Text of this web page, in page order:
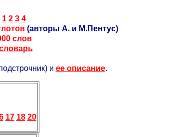
1 2 3 4
(авторы А. и М.Пентус)
слов
и ее описание.
17 18 20